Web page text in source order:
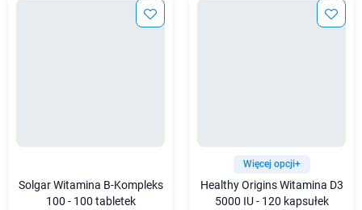
Solgar Witamina B-Kompleks
100 - 100 tabletek
Więcej opcji+
Healthy Origins Witamina D3
5000 IU - 120 kapsułek